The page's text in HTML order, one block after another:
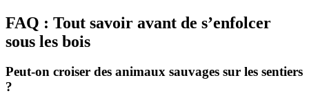
FAQ : Tout savoir avant de s’enfolcer
sous les bois
Peut-on croiser des animaux sauvages sur les sentiers
?